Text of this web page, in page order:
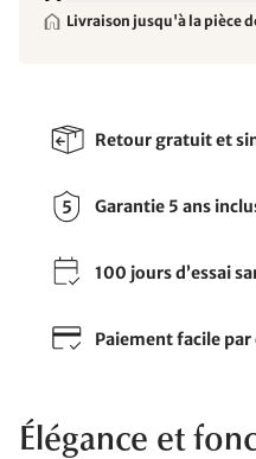
Livraison jusqu'à la pièce
Retour gratuit et
Garantie 5 ans
100 jours d’essai
Paiement facile
Élégance et